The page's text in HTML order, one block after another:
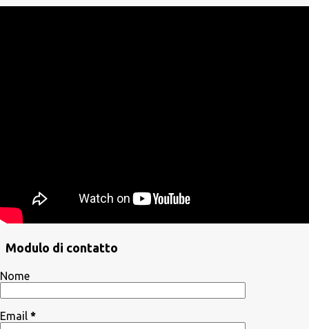
Modulo di contatto
Nome
Email *